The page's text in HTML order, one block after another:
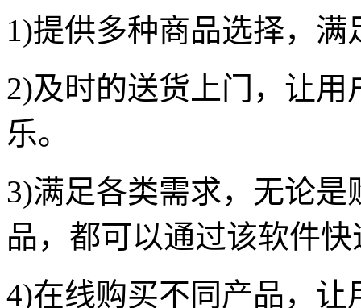
1)提供多种商品选择，
2)及时的送货上门，让
乐。
3)满足各类需求，无论
品，都可以通过该软件
4)在线购买不同产品，